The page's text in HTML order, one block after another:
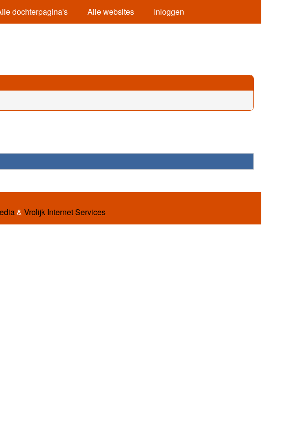
dochterpagina's Alle websites Inloggen
& Vrolijk Internet Services